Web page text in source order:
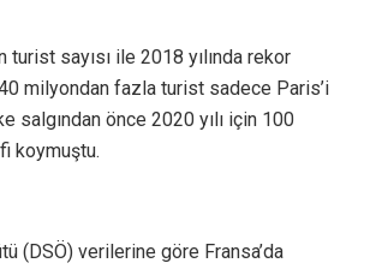
turist sayısı ile 2018 yılında rekor
40 milyondan fazla turist sadece Paris’i
salgından önce 2020 yılı için 100
koymuştu.
(DSÖ) verilerine göre Fransa’da